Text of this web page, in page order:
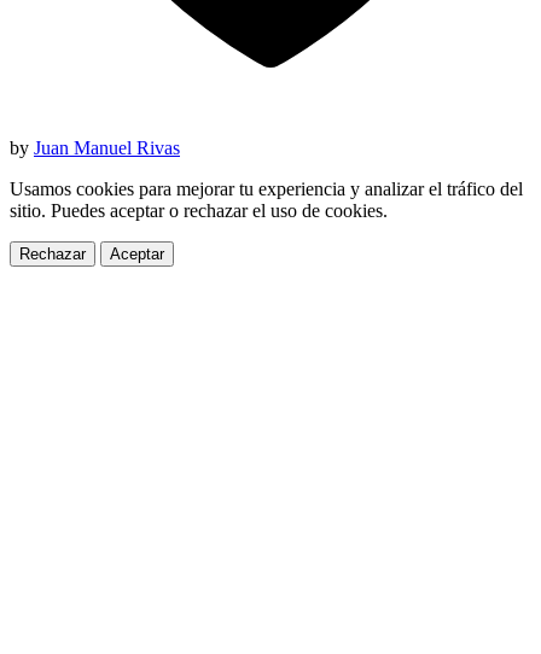
by Juan Manuel Rivas
Usamos cookies para mejorar tu experiencia y analizar el tráfico del
sitio. Puedes aceptar o rechazar el uso de cookies.
Rechazar Aceptar